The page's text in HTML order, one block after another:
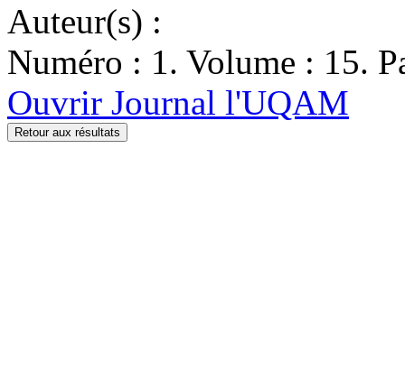
Auteur(s) :
Numéro : 1. Volume : 15.
Ouvrir Journal l'UQAM
Retour aux résultats